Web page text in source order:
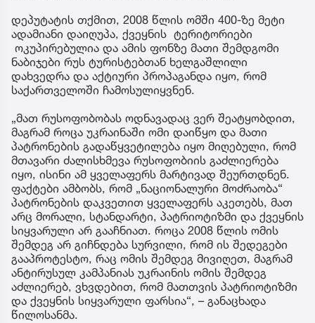
დეპუტატის თქმით, 2008 წლის ომში 400-ზე მეტი
ადამიანი დაიღუპა, ქვეყნის ტერიტორიები
ოკუპირებულია და ამის ფონზე მათი შემდგომი
ნაბიჯები რუს ტურისტებთან ხელგაშლილი
დახვედრა და აქტიური პროპაგანდა იყო, რომ
საქართველოში ჩამოსულიყვნენ.
„მათ რუსოფობობას ოდნავადაც ვერ შეატყობდით,
მაგრამ როცა უკრაინაში ომი დაიწყო და მათი
პატრონების გადაწყვეტილება იყო მიღებული, რომ
მთავარი ძალისხმევა რუსოფობიის გაძლიერება
იყო, ისინი ამ ყველაფერს მარტივად შეურთდნენ.
ფაქტები ამბობს, რომ „ნაციონალური მოძრაობა“
პატრონების დაკვეთით ყველაფერს აკეთებს, მათ
არც მორალი, სტანდარტი, პატრიოტიზმი და ქვეყნის
სიყვარული არ გააჩნიათ. როცა 2008 წლის ომის
შემდეგ არ გიჩნდება სურვილი, რომ ის შედეგები
გააპროტესტო, რაც ომის შემდეგ მივიღეთ, მაგრამ
ანტირუსულ კამპანიას უკრაინის ომის შემდეგ
აძლიერებ, ვხვდებით, რომ მათთვის პატრიოტიზმი
და ქვეყნის სიყვარული ფარსია“, – განაცხადა
წილოსანმა.